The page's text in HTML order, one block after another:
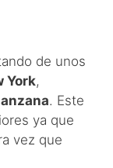
de unos
York,
. Este
ya que
vez que